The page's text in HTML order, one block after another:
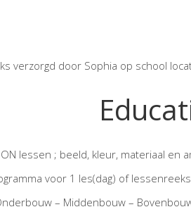
verzorgd door Sophia op school
lessen ; beeld, kleur, materiaal en
voor 1 les(dag) of
– Middenbouw –